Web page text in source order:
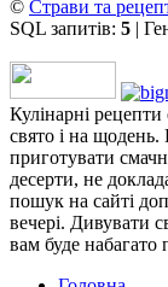
© Страви та
SQL запитів: 5 |
Кулінарні
свято і на
приготувати
десерти, не
пошук на сайті
вечері. Дивувати
вам буде набагато